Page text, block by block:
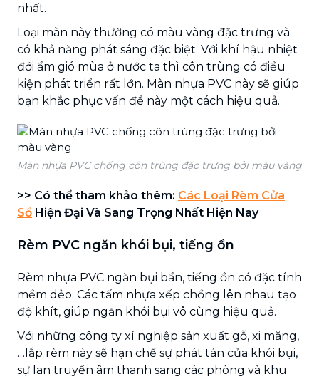
nhất.
Loại màn này thường có màu vàng đặc trưng và
có khả năng phát sáng đặc biệt. Với khí hậu nhiệt
đới ẩm gió mùa ở nước ta thì côn trùng có điều
kiện phát triển rất lớn. Màn nhựa PVC này sẽ giúp
bạn khắc phục vấn đề này một cách hiệu quả.
Màn nhựa PVC chống côn trùng đặc trưng bởi màu vàng
>> Có thể tham khảo thêm: Các Loại Rèm Cửa
Sổ Hiện Đại Và Sang Trọng Nhất Hiện Nay
Rèm PVC ngăn khói bụi, tiếng ồn
Rèm nhựa PVC ngăn bụi bẩn, tiếng ồn có đặc tính
mềm dẻo. Các tấm nhựa xếp chồng lên nhau tạo
độ khít, giúp ngăn khói bụi vô cùng hiệu quả.
Với những công ty xí nghiệp sản xuất gỗ, xi măng,
…lắp rèm này sẽ hạn chế sự phát tán của khói bụi,
sự lan truyền âm thanh sang các phòng và khu